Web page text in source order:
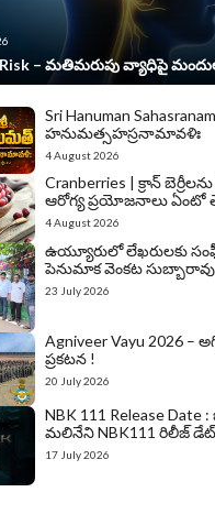
– మతిమరుపు వ్యాధిపై
Sri Hanuman
హనుమత్సహస్రనామావళిః
4 August 2026
Cranberries | క్రాన్
ఆరోగ్య ప్రయోజనాలు ఏంటో
4 August 2026
ఉయ్యూరులో లేఖరులకు
పెనుమాక వెంకట సుబ్బారావు
23 July 2026
Agniveer Vayu 2026 –
ప్రకటన !
20 July 2026
NBK 111 Release
మలినేని NBK111 రిలీజ్ డేట్
17 July 2026